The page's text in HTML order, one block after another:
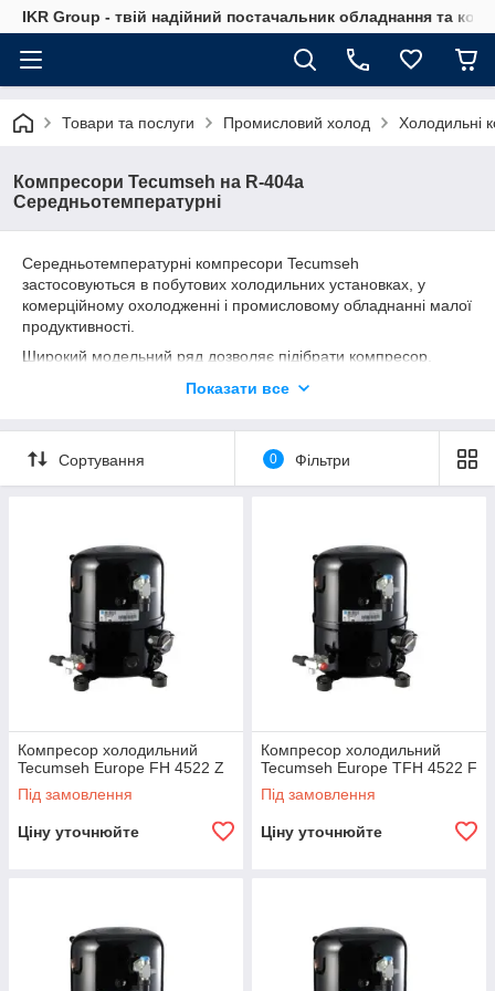
IKR Group - твій надійний постачальник обладнання та
Товари та послуги Промисловий холод Холодильні
Компресори Tecumseh на R-404a
Середньотемпературні
Середньотемпературні компресори Tecumseh
застосовуються в побутових холодильних установках, у
комерційному охолодженні і промисловому обладнанні малої
продуктивності.
Широкий модельний ряд дозволяє підібрати компресор,
європейськими стандартами якості.
Характеристики середньотемпературних
герметичних компресорів Tecumseh.
діапазон потужність: від 192 до 46718 Вт;
холодильні компресори Tecumseh працюють з
хладагента HFC R-134a, R22 або 404a;
компресори Tecumseh малошумні, надійні та
ефективні;
до компресорів за запитом може поставлятися цілий
Показати все
Сортування 0 Фільтри
Компресор холодильний
Tecumseh Europe FH 4522 Z
Під замовлення
Ціну уточнюйте
Компресор холодильний
Tecumseh Europe TFH 4522 F
Під замовлення
Ціну уточнюйте